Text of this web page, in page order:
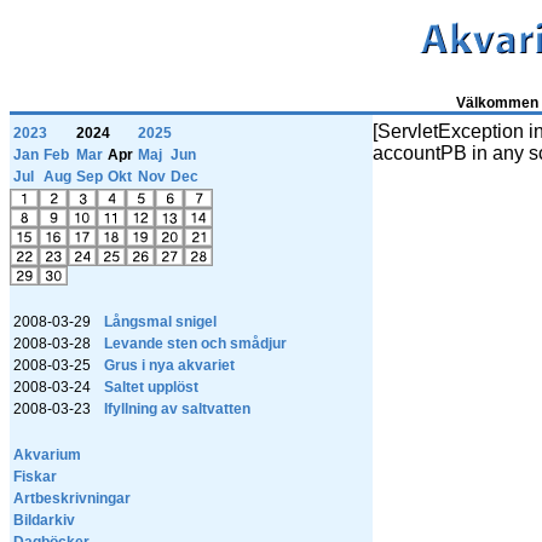
2023
2024
2025
Jan Feb Mar Apr Maj Jun
Jul
Aug Sep Okt Nov Dec
2008-03-29
Långsmal snigel
2008-03-28
Levande sten och smådjur
2008-03-25
Grus i nya akvariet
2008-03-24
Saltet upplöst
2008-03-23
Ifyllning av saltvatten
Akvarium
Fiskar
Artbeskrivningar
Bildarkiv
[ServletException
accountPB in any